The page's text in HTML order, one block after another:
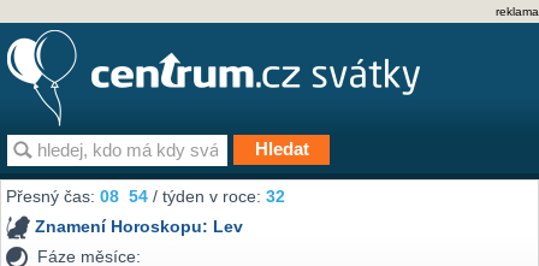
reklama
Přesný čas:08 54 / týden v roce:32
Znamení Horoskopu: Lev
Fáze měsíce: